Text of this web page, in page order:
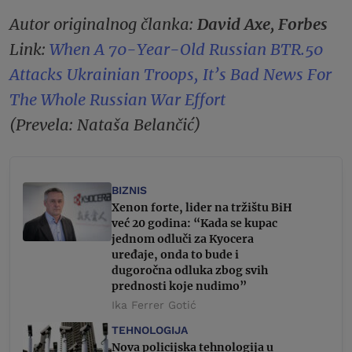
Autor originalnog članka: David Axe, Forbes
Link: When A 70-Year-Old Russian BTR.50
Attacks Ukrainian Troops, It’s Bad News For
The Whole Russian War Effort
(Prevela: Nataša Belančić)
BIZNIS
Xenon forte, lider na tržištu BiH
već 20 godina: “Kada se kupac
jednom odluči za Kyocera
uređaje, onda to bude i
dugoročna odluka zbog svih
prednosti koje nudimo”
Ika Ferrer Gotić
TEHNOLOGIJA
Nova policijska tehnologija u